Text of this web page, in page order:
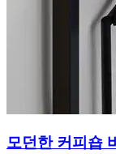
모던한 커피숍